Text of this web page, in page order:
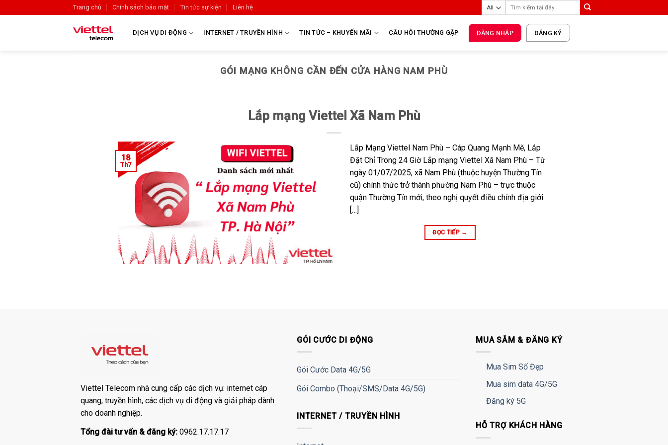
Trang chủ Chính sách bảo mật Tin tức sự kiện Liên hệ
DỊCH VỤ DI ĐỘNG INTERNET / TRUYỀN HÌNH TIN TỨC – KHUYẾN MÃI CÂU HỎI THƯỜNG GẶP ĐĂNG NHẬP ĐĂNG KÝ
GÓI MẠNG KHÔNG CẦN ĐẾN CỬA HÀNG NAM PHÙ
Lắp mạng Viettel Xã Nam Phù
18
Th7
Lắp Mạng Viettel Nam Phù – Cáp Quang Mạnh Mẽ, Lắp
Đặt Chỉ Trong 24 Giờ Lắp mạng Viettel Xã Nam Phù – Từ
ngày 01/07/2025, xã Nam Phù (thuộc huyện Thường Tín
cũ) chính thức trở thành phường Nam Phù – trực thuộc
quận Thường Tín mới, theo nghị quyết điều chỉnh địa giới
[…]
ĐỌC TIẾP →
Viettel Telecom nhà cung cấp các dịch vụ: internet cáp
quang, truyền hình, các dịch vụ di động và giải pháp dành
cho doanh nghiệp.
Tổng đài tư vấn & đăng ký: 0962.17.17.17
GÓI CƯỚC DI ĐỘNG
Gói Cước Data 4G/5G
Gói Combo (Thoại/SMS/Data 4G/5G)
INTERNET / TRUYỀN HÌNH
MUA SẮM & ĐĂNG KÝ
Mua Sim Số Đẹp
Mua sim data 4G/5G
Đăng ký 5G
HỖ TRỢ KHÁCH HÀNG